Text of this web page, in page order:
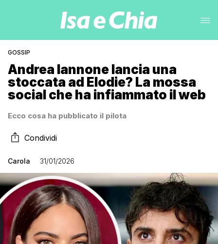
GOSSIP
Andrea Iannone lancia una
stoccata ad Elodie? La mossa
social che ha infiammato il web
Ecco cosa ha pubblicato il pilota
Condividi
Carola 31/01/2026